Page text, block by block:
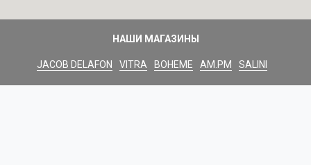
НАШИ МАГАЗИНЫ
JACOB DELAFON VITRA BOHEME AM.PM SALINI